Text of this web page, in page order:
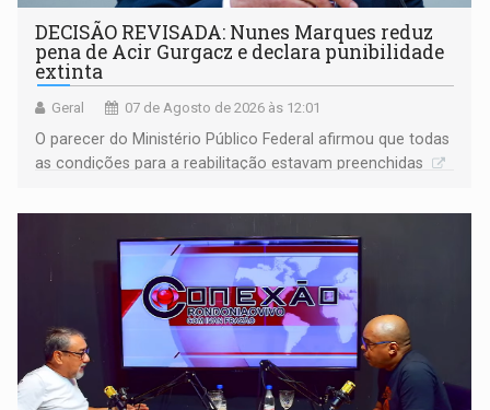
DECISÃO REVISADA: Nunes Marques reduz
pena de Acir Gurgacz e declara punibilidade
extinta
Geral 07 de Agosto de 2026 às 12:01
O parecer do Ministério Público Federal afirmou que todas
as condições para a reabilitação estavam preenchidas